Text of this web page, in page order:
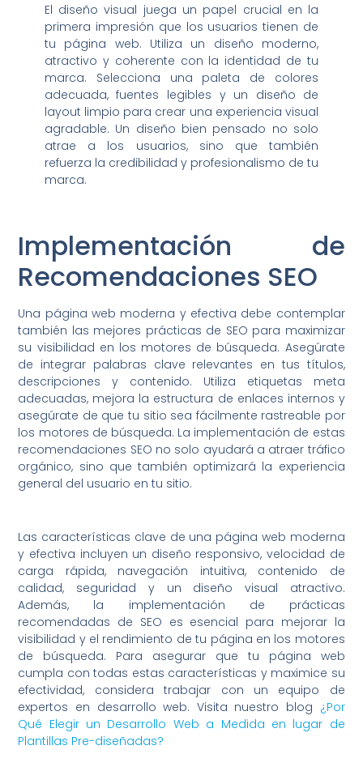
El diseño visual juega un papel crucial en la
primera impresión que los usuarios tienen de
tu página web. Utiliza un diseño moderno,
atractivo y coherente con la identidad de tu
marca. Selecciona una paleta de colores
adecuada, fuentes legibles y un diseño de
layout limpio para crear una experiencia visual
agradable. Un diseño bien pensado no solo
atrae a los usuarios, sino que también
refuerza la credibilidad y profesionalismo de tu
marca.
Implementación de
Recomendaciones SEO
Una página web moderna y efectiva debe contemplar
también las mejores prácticas de SEO para maximizar
su visibilidad en los motores de búsqueda. Asegúrate
de integrar palabras clave relevantes en tus títulos,
descripciones y contenido. Utiliza etiquetas meta
adecuadas, mejora la estructura de enlaces internos y
asegúrate de que tu sitio sea fácilmente rastreable por
los motores de búsqueda. La implementación de estas
recomendaciones SEO no solo ayudará a atraer tráfico
orgánico, sino que también optimizará la experiencia
general del usuario en tu sitio.
Las características clave de una página web moderna
y efectiva incluyen un diseño responsivo, velocidad de
carga rápida, navegación intuitiva, contenido de
calidad, seguridad y un diseño visual atractivo.
Además, la implementación de prácticas
recomendadas de SEO es esencial para mejorar la
visibilidad y el rendimiento de tu página en los motores
de búsqueda. Para asegurar que tu página web
cumpla con todas estas características y maximice su
efectividad, considera trabajar con un equipo de
expertos en desarrollo web. Visita nuestro blog ¿Por
Qué Elegir un Desarrollo Web a Medida en lugar de
Plantillas Pre-diseñadas?